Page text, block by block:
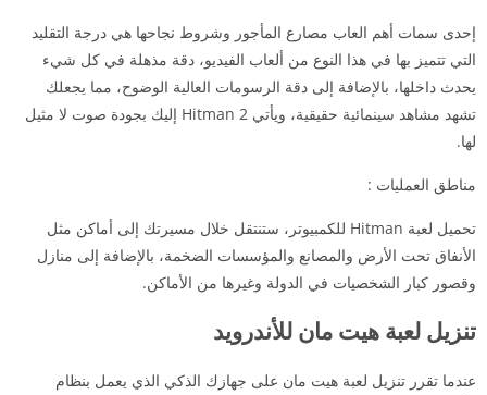
إحدى سمات أهم العاب مصارع المأجور وشروط نجاحها هي درجة التقليد
التي تتميز بها في هذا النوع من ألعاب الفيديو، دقة مذهلة في كل شيء
يحدث داخلها، بالإضافة إلى دقة الرسومات العالية الوضوح، مما يجعلك
تشهد مشاهد سينمائية حقيقية، ويأتي Hitman 2 إليك بجودة صوت لا مثيل
لها.
مناطق العمليات :
تحميل لعبة Hitman للكمبيوتر، ستنتقل خلال مسيرتك إلى أماكن مثل
الأنفاق تحت الأرض والمصانع والمؤسسات الضخمة، بالإضافة إلى منازل
وقصور كبار الشخصيات في الدولة وغيرها من الأماكن.
تنزيل لعبة هيت مان للأندرويد
عندما تقرر تنزيل لعبة هيت مان على جهازك الذكي الذي يعمل بنظام